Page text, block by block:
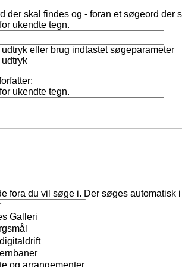
der skal findes og - foran et søgeord der
ukendte tegn.
eller brug indtastet søgeparameter
ukendte tegn.
fora du vil søge i. Der søges